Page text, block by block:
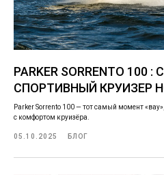
PARKER SORRENTO
СПОРТИВНЫЙ КРУИЗЕР
Parker Sorrento 100 — тот самый момент
с комфортом круизёра.
05.10.2025 БЛОГ